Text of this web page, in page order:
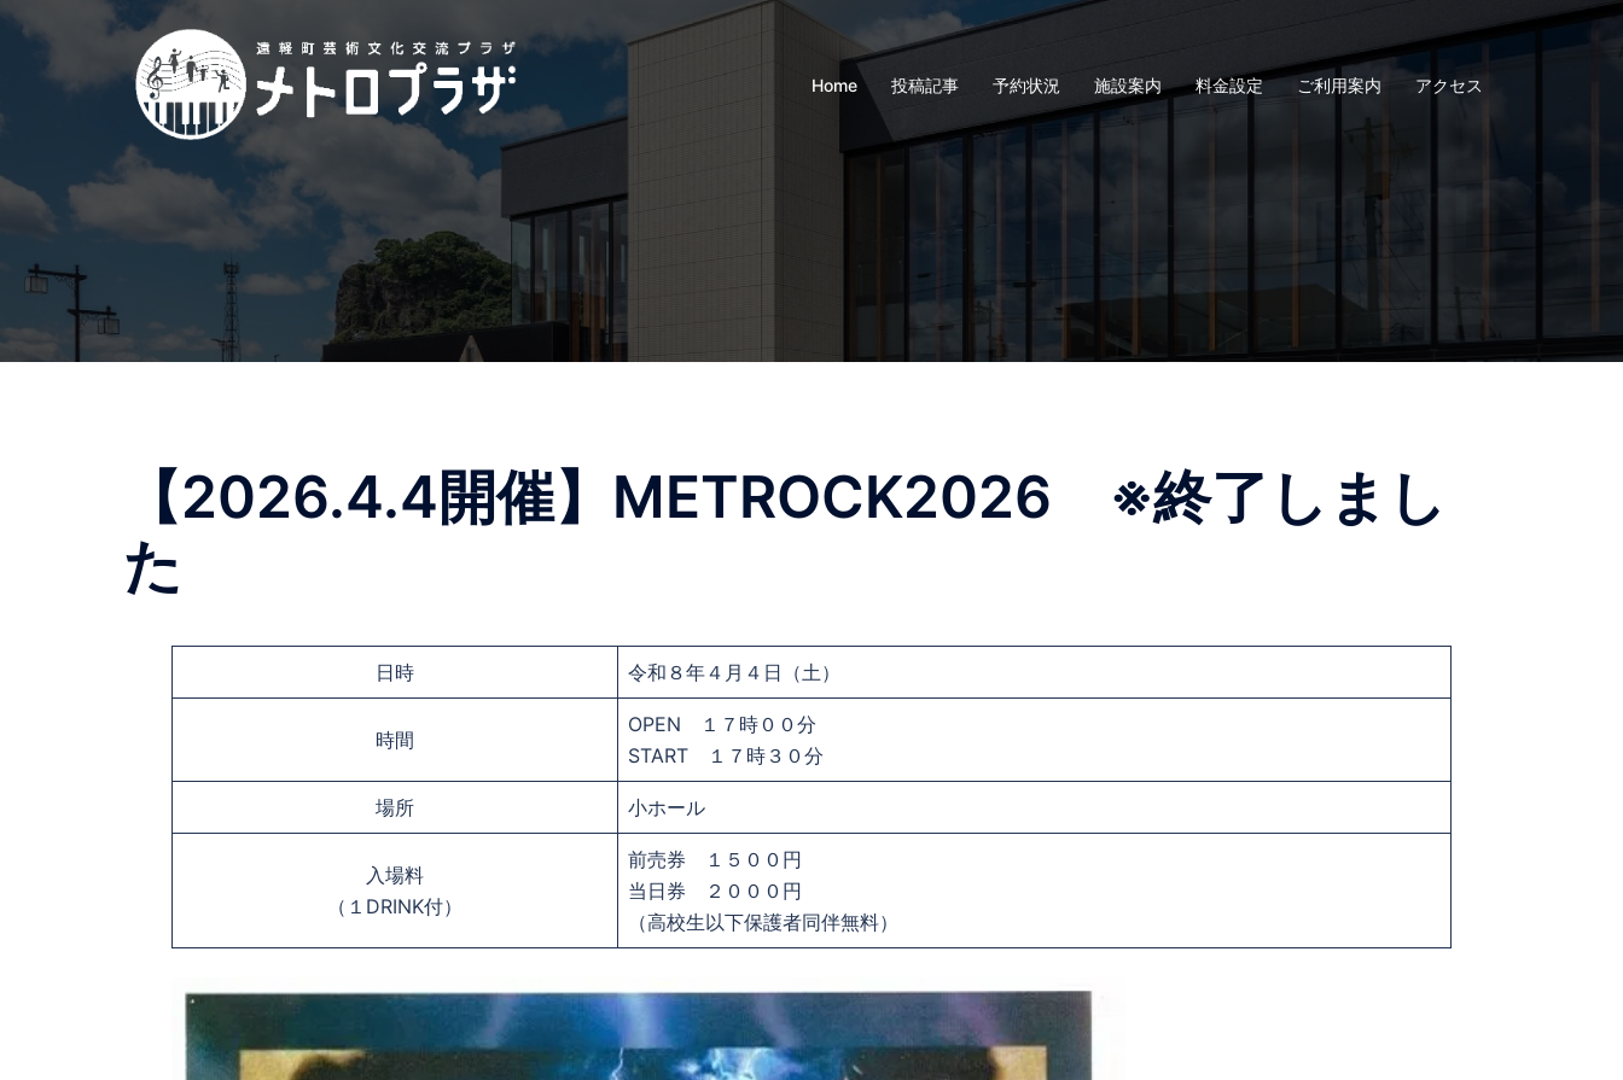
コ
ン
へ
Home 投稿記事 予約状況 施設案内 料金設定 ご利用案内 アクセス
【2026.4.4開催】METROCK2026 ※終了しまし
た
日時 令和８年４月４日（土）
時間
OPEN １７時００分
START １７時３０分
場所 小ホール
入場料
（１DRINK付）
前売券 １５００円
当日券 ２０００円
（高校生以下保護者同伴無料）